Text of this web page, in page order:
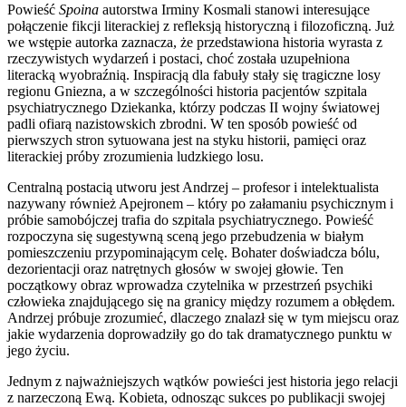
Powieść Spoina autorstwa Irminy Kosmali stanowi interesujące
połączenie fikcji literackiej z refleksją historyczną i filozoficzną. Już
we wstępie autorka zaznacza, że przedstawiona historia wyrasta z
rzeczywistych wydarzeń i postaci, choć została uzupełniona
literacką wyobraźnią. Inspiracją dla fabuły stały się tragiczne losy
regionu Gniezna, a w szczególności historia pacjentów szpitala
psychiatrycznego Dziekanka, którzy podczas II wojny światowej
padli ofiarą nazistowskich zbrodni. W ten sposób powieść od
pierwszych stron sytuowana jest na styku historii, pamięci oraz
literackiej próby zrozumienia ludzkiego losu.
Centralną postacią utworu jest Andrzej – profesor i intelektualista
nazywany również Apejronem – który po załamaniu psychicznym i
próbie samobójczej trafia do szpitala psychiatrycznego. Powieść
rozpoczyna się sugestywną sceną jego przebudzenia w białym
pomieszczeniu przypominającym celę. Bohater doświadcza bólu,
dezorientacji oraz natrętnych głosów w swojej głowie. Ten
początkowy obraz wprowadza czytelnika w przestrzeń psychiki
człowieka znajdującego się na granicy między rozumem a obłędem.
Andrzej próbuje zrozumieć, dlaczego znalazł się w tym miejscu oraz
jakie wydarzenia doprowadziły go do tak dramatycznego punktu w
jego życiu.
Jednym z najważniejszych wątków powieści jest historia jego relacji
z narzeczoną Ewą. Kobieta, odnosząc sukces po publikacji swojej